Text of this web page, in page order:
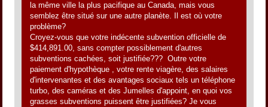
la même ville la plus pacifique au Canada, mais vous
semblez être situé sur une autre planète. Il est où votre
problème?
Croyez-vous que votre indécente subvention officielle de
$414,891.00, sans compter possiblement d'autres
subventions cachées, soit justifiée??? Outre votre
paiement d'hypothèque , votre rente viagère, des salaires
d'intervenantes et des avantages sociaux tels un téléphone
turbo, des caméras et des Jumelles d'appoint, en quoi vos
grasses subventions puissent être justifiées? Je vous